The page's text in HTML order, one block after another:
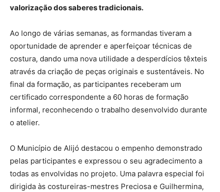
valorização dos saberes tradicionais.
Ao longo de várias semanas, as formandas tiveram a
oportunidade de aprender e aperfeiçoar técnicas de
costura, dando uma nova utilidade a desperdícios têxteis
através da criação de peças originais e sustentáveis. No
final da formação, as participantes receberam um
certificado correspondente a 60 horas de formação
informal, reconhecendo o trabalho desenvolvido durante
o atelier.
O Município de Alijó destacou o empenho demonstrado
pelas participantes e expressou o seu agradecimento a
todas as envolvidas no projeto. Uma palavra especial foi
dirigida às costureiras-mestres Preciosa e Guilhermina,